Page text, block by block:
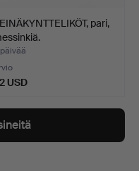
pari,
USD